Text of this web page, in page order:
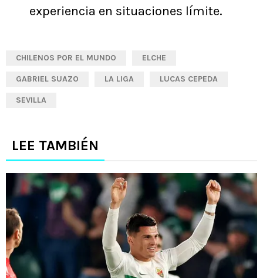
experiencia en situaciones límite.
CHILENOS POR EL MUNDO ELCHE
GABRIEL SUAZO LA LIGA LUCAS CEPEDA
SEVILLA
LEE TAMBIÉN